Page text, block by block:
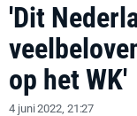
'Dit
op het WK'
4 juni 2022, 21:27